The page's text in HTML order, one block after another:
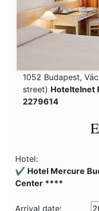
1052 Budapest,
street) Hoteltelnet
2279614
Hotel:
✔️ Hotel Mercure
Center ****
Arrival date: